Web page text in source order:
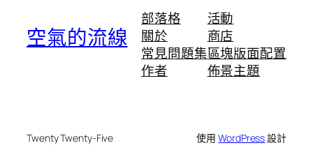
空氣的流線
部落格
關於
常見問題集
作者
活動
商店
區塊版面配置
佈景主題
Twenty Twenty-Five 使用WordPress設計